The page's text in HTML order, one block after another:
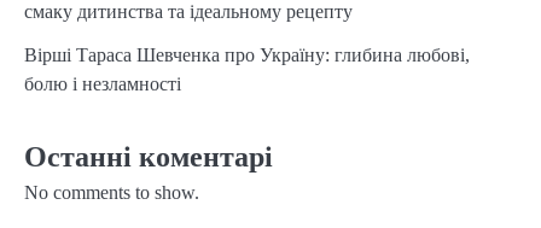
смаку дитинства та ідеальному рецепту
Вірші Тараса Шевченка про Україну: глибина любові,
болю і незламності
Останні коментарі
No comments to show.